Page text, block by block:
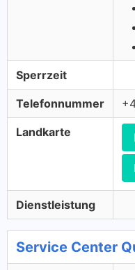
Sperrzeit
Telefonnummer
Landkarte
Dienstleistung
Service Center